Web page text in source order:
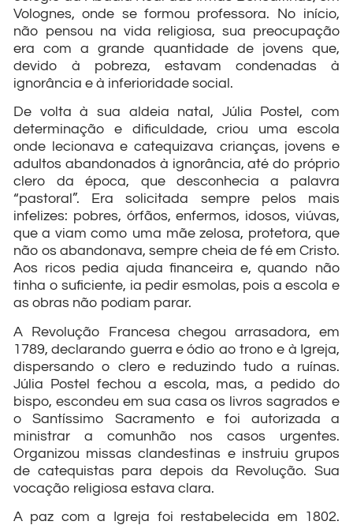
Volognes, onde se formou professora. No início,
não pensou na vida religiosa, sua preocupação
era com a grande quantidade de jovens que,
devido à pobreza, estavam condenadas à
ignorância e à inferioridade social.
De volta à sua aldeia natal, Júlia Postel, com
determinação e dificuldade, criou uma escola
onde lecionava e catequizava crianças, jovens e
adultos abandonados à ignorância, até do próprio
clero da época, que desconhecia a palavra
“pastoral”. Era solicitada sempre pelos mais
infelizes: pobres, órfãos, enfermos, idosos, viúvas,
que a viam como uma mãe zelosa, protetora, que
não os abandonava, sempre cheia de fé em Cristo.
Aos ricos pedia ajuda financeira e, quando não
tinha o suficiente, ia pedir esmolas, pois a escola e
as obras não podiam parar.
A Revolução Francesa chegou arrasadora, em
1789, declarando guerra e ódio ao trono e à Igreja,
dispersando o clero e reduzindo tudo a ruínas.
Júlia Postel fechou a escola, mas, a pedido do
bispo, escondeu em sua casa os livros sagrados e
o Santíssimo Sacramento e foi autorizada a
ministrar a comunhão nos casos urgentes.
Organizou missas clandestinas e instruiu grupos
de catequistas para depois da Revolução. Sua
vocação religiosa estava clara.
A paz com a Igreja foi restabelecida em 1802.